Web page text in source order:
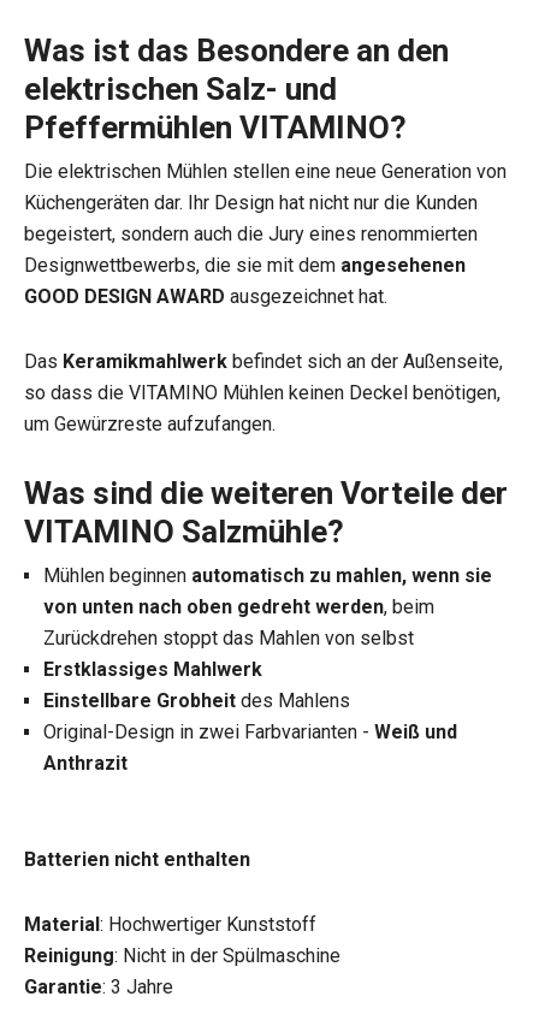
Was ist das Besondere an den
elektrischen Salz- und
Pfeffermühlen VITAMINO?
Die elektrischen Mühlen stellen eine neue Generation von
Küchengeräten dar. Ihr Design hat nicht nur die Kunden
begeistert, sondern auch die Jury eines renommierten
Designwettbewerbs, die sie mit dem angesehenen
GOOD DESIGN AWARD ausgezeichnet hat.
Das Keramikmahlwerk befindet sich an der Außenseite,
so dass die VITAMINO Mühlen keinen Deckel benötigen,
um Gewürzreste aufzufangen.
Was sind die weiteren Vorteile der
VITAMINO Salzmühle?
Mühlen beginnen automatisch zu mahlen, wenn sie
von unten nach oben gedreht werden, beim
Zurückdrehen stoppt das Mahlen von selbst
Erstklassiges Mahlwerk
Einstellbare Grobheit des Mahlens
Original-Design in zwei Farbvarianten - Weiß und
Anthrazit
Batterien nicht enthalten
Material: Hochwertiger Kunststoff
Reinigung: Nicht in der Spülmaschine
Garantie: 3 Jahre